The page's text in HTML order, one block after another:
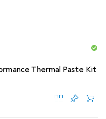
Thermal Paste Kit